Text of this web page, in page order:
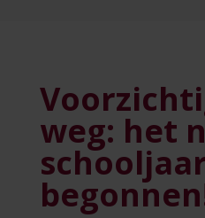
weg: het